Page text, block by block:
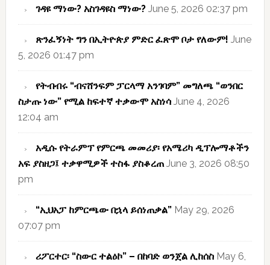
ገዳዩ ማነው? አስገዳዩስ ማነው? June 5, 2026 02:37 pm
ጽንፈኝነት ግን በኢትዮጵያ ምድር ፈጽሞ ቦታ የለውም! June
5, 2026 01:47 pm
የትብብሩ “ብናሸንፍም ፓርላማ አንገባም” መግለጫ “ወንበር
ስታጡ ነው” የሚል ከፍተኛ ተቃውሞ አስነሳ June 4, 2026
12:04 am
አዲሱ የትራምፕ የምርጫ መመሪያ፡ የአሜሪካ ዲፕሎማቶችን
አፍ ያስዘጋ፤ ተቃዋሚዎች ተስፋ ያስቆረጠ June 3, 2026 08:50
pm
“ኢህአፓ ከምርጫው በኋላ ይሰነጠቃል” May 29, 2026
07:07 pm
ሪፖርተር፡ “ስውር ተልዕኮ” – በከባድ ወንጀል ሊከሰስ May 6,